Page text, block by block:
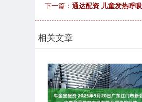
下一篇： 通达配资 儿童发热呼
相关文章